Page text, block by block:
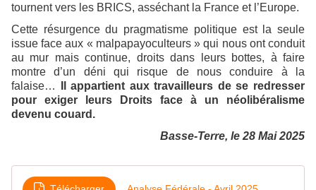
tournent vers les BRICS, asséchant la France et l’Europe.
Cette résurgence du pragmatisme politique est la seule
issue face aux « malpapayoculteurs » qui nous ont conduit
au mur mais continue, droits dans leurs bottes, à faire
montre d’un déni qui risque de nous conduire à la
falaise…
Il appartient aux travailleurs de se redresser
pour exiger leurs Droits face à un néolibéralisme
devenu couard.
Basse-Terre, le 28 Mai 2025